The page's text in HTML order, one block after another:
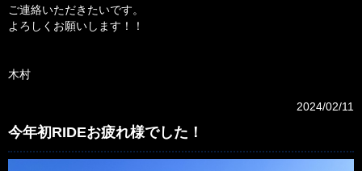
ご連絡いただきたいです。
よろしくお願いします！！
木村
2024/02/11
今年初RIDEお疲れ様でした！